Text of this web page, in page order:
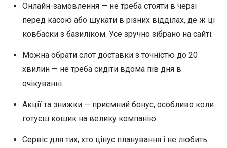
Онлайн-замовлення — не треба стояти в черзі
перед касою або шукати в різних відділах, де ж ці
ковбаски з базиліком. Усе зручно зібрано на сайті.
Можна обрати слот доставки з точністю до 20
хвилин — не треба сидіти вдома пів дня в
очікуванні.
Акції та знижки — приємний бонус, особливо коли
готуєш кошик на велику компанію.
Сервіс для тих, хто цінує планування і не любить